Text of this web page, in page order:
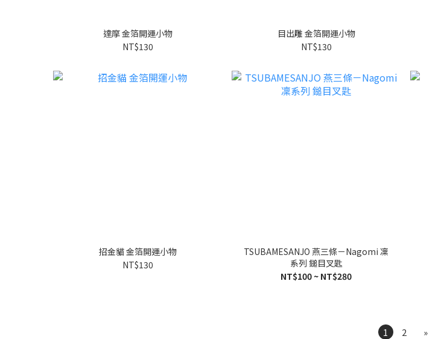
達摩 金箔開運小物
NT$130
目出雕 金箔開運小物
NT$130
招金貓 金箔開運小物
NT$130
TSUBAMESANJO 燕三條－Nagomi 凜
系列 鎚目叉匙
NT$100 ~ NT$280
1 2 »